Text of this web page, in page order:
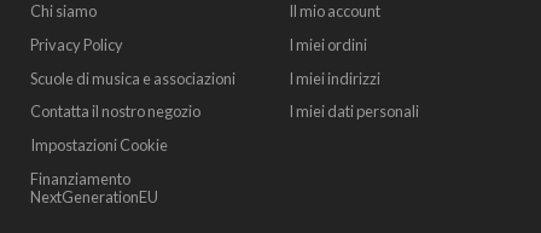
Chi siamo
Privacy Policy
Scuole di musica e associazioni
Contatta il nostro negozio
Impostazioni Cookie
Finanziamento
NextGenerationEU
Il mio account
I miei ordini
I miei indirizzi
I miei dati personali